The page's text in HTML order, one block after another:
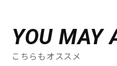
YOU MAY
こちらもオススメ